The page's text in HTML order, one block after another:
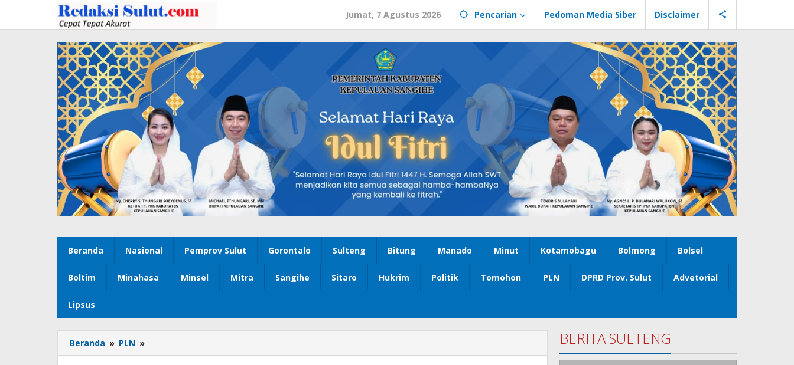
konten
Jumat, 7 Agustus 2026 Pencarian Pedoman Media Siber Disclaimer
Beranda Nasional Pemprov Sulut Gorontalo Sulteng Bitung Manado Minut Kotamobagu Bolmong Bolsel
Boltim Minahasa Minsel Mitra Sangihe Sitaro Hukrim Politik Tomohon PLN DPRD Prov. Sulut Advetorial
Lipsus
Beranda » PLN »
dan
BERITA SULTENG